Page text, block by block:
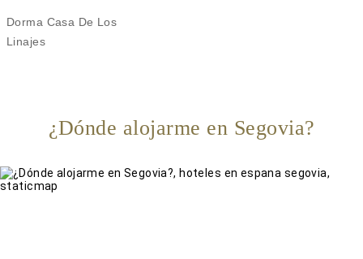
Dorma Casa De Los
Linajes
¿Dónde alojarme en Segovia?